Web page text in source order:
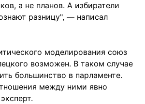
а не планов. А избиратели
разницу", — написал
моделирования союз
возможен. В таком случае
большинство в парламенте.
между ними явно